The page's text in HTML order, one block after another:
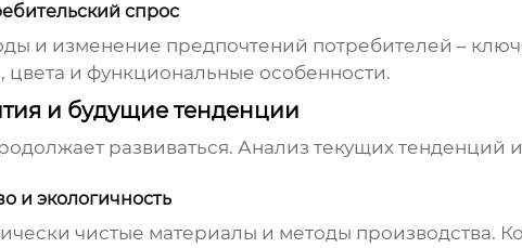
спрос
и изменение предпочтений потребителей –
и функциональные особенности.
и будущие тенденции
развиваться. Анализ текущих тенденций
и экологичность
чистые материалы и методы производства.